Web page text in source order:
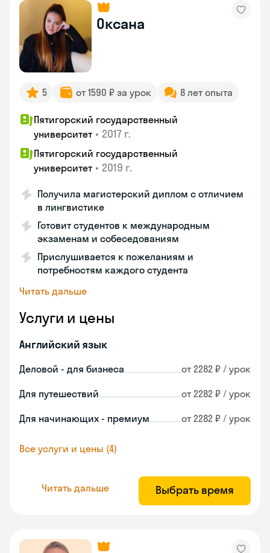
Оксана
5 от 1590 ₽ за урок 8 лет опыта
Пятигорский государственный
университет • 2017 г.
Пятигорский государственный
университет • 2019 г.
Получила магистерский диплом с отличием
в лингвистике
Готовит студентов к международным
экзаменам и собеседованиям
Прислушивается к пожеланиям и
потребностям каждого студента
Читать дальше
Услуги и цены
Английский язык
Деловой - для бизнеса от 2282 ₽ / урок
Для путешествий от 2282 ₽ / урок
Для начинающих - премиум от 2282 ₽ / урок
Все услуги и цены (4)
Читать дальше Выбрать время